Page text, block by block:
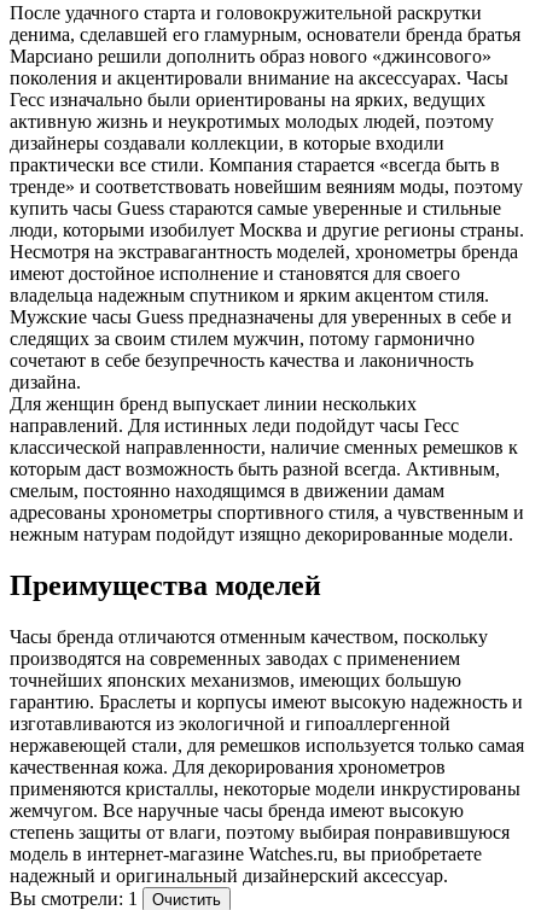
После удачного старта и головокружительной раскрутки
денима, сделавшей его гламурным, основатели бренда братья
Марсиано решили дополнить образ нового «джинсового»
поколения и акцентировали внимание на аксессуарах. Часы
Гесс изначально были ориентированы на ярких, ведущих
активную жизнь и неукротимых молодых людей, поэтому
дизайнеры создавали коллекции, в которые входили
практически все стили. Компания старается «всегда быть в
тренде» и соответствовать новейшим веяниям моды, поэтому
купить часы Guess стараются самые уверенные и стильные
люди, которыми изобилует Москва и другие регионы страны.
Несмотря на экстравагантность моделей, хронометры бренда
имеют достойное исполнение и становятся для своего
владельца надежным спутником и ярким акцентом стиля.
Мужские часы Guess предназначены для уверенных в себе и
следящих за своим стилем мужчин, потому гармонично
сочетают в себе безупречность качества и лаконичность
дизайна.
Для женщин бренд выпускает линии нескольких
направлений. Для истинных леди подойдут часы Гесс
классической направленности, наличие сменных ремешков к
которым даст возможность быть разной всегда. Активным,
смелым, постоянно находящимся в движении дамам
адресованы хронометры спортивного стиля, а чувственным и
нежным натурам подойдут изящно декорированные модели.
Преимущества моделей
Часы бренда отличаются отменным качеством, поскольку
производятся на современных заводах с применением
точнейших японских механизмов, имеющих большую
гарантию. Браслеты и корпусы имеют высокую надежность и
изготавливаются из экологичной и гипоаллергенной
нержавеющей стали, для ремешков используется только самая
качественная кожа. Для декорирования хронометров
применяются кристаллы, некоторые модели инкрустированы
жемчугом. Все наручные часы бренда имеют высокую
степень защиты от влаги, поэтому выбирая понравившуюся
модель в интернет-магазине Watches.ru, вы приобретаете
надежный и оригинальный дизайнерский аксессуар.
Вы смотрели: 1
Очистить